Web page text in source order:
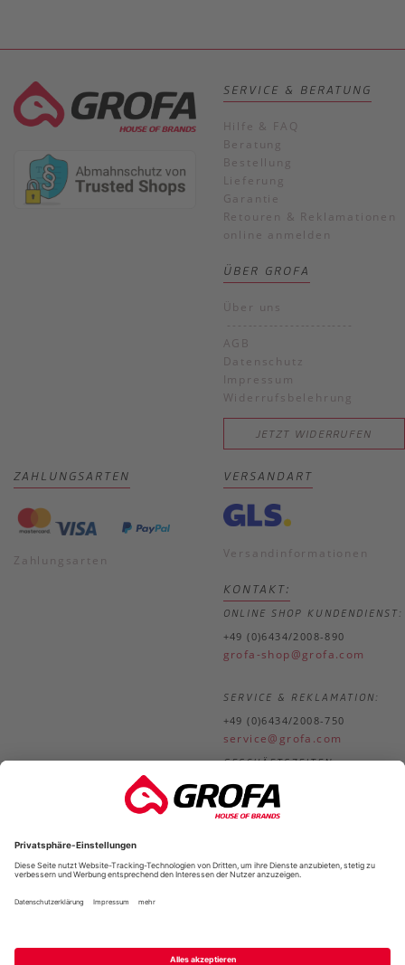
SERVICE & BERATUNG
Hilfe & FAQ
Beratung
Bestellung
Lieferung
Garantie
Retouren & Reklamationen
online anmelden
ÜBER GROFA
Über uns
------------------------
AGB
Datenschutz
Impressum
Widerrufsbelehrung
JETZT WIDERRUFEN
ZAHLUNGSARTEN
Zahlungsarten
VERSANDART
Versandinformationen
KONTAKT:
ONLINE SHOP KUNDENDIENST:
+49 (0)6434/2008-890
grofa-shop@grofa.com
SERVICE & REKLAMATION:
+49 (0)6434/2008-750
service@grofa.com
GESCHÄFTSZEITEN:
Mo.-
Do.
8.30-18.00 Uhr